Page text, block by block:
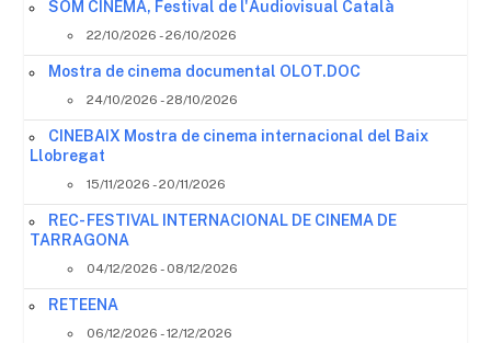
SOM CINEMA, Festival de l'Audiovisual Català
22/10/2026 - 26/10/2026
Mostra de cinema documental OLOT.DOC
24/10/2026 - 28/10/2026
CINEBAIX Mostra de cinema internacional del Baix
Llobregat
15/11/2026 - 20/11/2026
REC- FESTIVAL INTERNACIONAL DE CINEMA DE
TARRAGONA
04/12/2026 - 08/12/2026
RETEENA
06/12/2026 - 12/12/2026